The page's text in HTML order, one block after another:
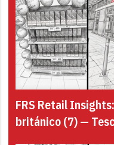
FRS Retail
británico (7) —